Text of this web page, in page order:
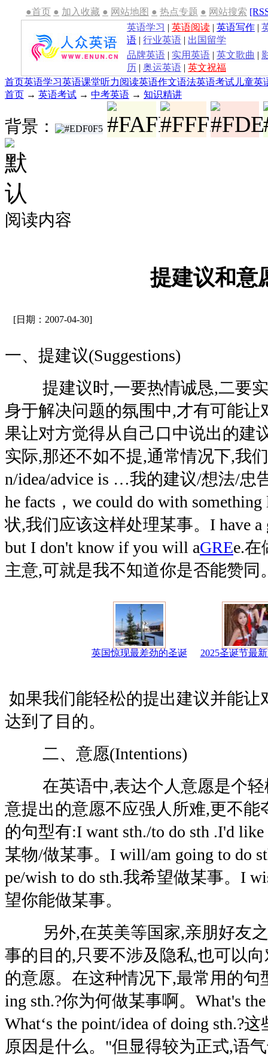
●首页 ● 加入收藏 ● 网站地图 ● 热点专题 ● 网站搜索
英语学习 | 英语阅读 | 英语写作 |
语 | 行业英语 | 出国留学
品牌英语 | 实用英语 | 英文歌曲 |
历 | 奥运英语 | 英文祝福
首页英语学习英语课堂听力阅读英语作文语法英语考试 儿童英
首页 → 英语考试 → 中考英语 → 知识精讲
背景：
阅读内容
提建议和意
[日期：2007-04-30]
一、提建议(Suggestions)
提建议时,一要热情诚恳,二要实
身于解决问题的氛围中,才有可能让
果让对方觉得从自己口中说出的建
实际,那还不如不提,通常情况下,我
n/idea/advice is …我的建议/想法/
he facts，we could do with
状,我们应该这样处理某事。I have a
but I don't know if you will aGREe.在
主意,可就是我不知道你是否能赞同
英国惊现最差劲的圣诞 2025圣诞节最
如果我们能轻松的提出建议并能让
达到了目的。
二、意愿(Intentions)
在英语中,表达个人意愿是个轻
意提出的意愿不应强人所难,更不能
的句型有:I want sth./to do sth .I'd
某物/做某事。I will/am going to do
pe/wish to do sth.我希望做某事。I
望你能做某事。
另外,在英美等国家,亲朋好友之
事的目的,只要不涉及隐私,也可以
的意愿。在这种情况下,最常用的句
ing sth.?你为何做某事啊。What's
What‘s the point/idea of doing sth.?
原因是什么。"但显得较为正式,语